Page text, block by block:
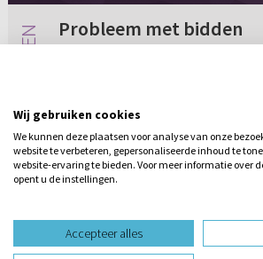
Probleem met bidden
getrouwd was, bad ik alleen
hardop. Stortte ik mijn hele
Ik heb ervaren dat God in m...
4 reacties
design
website-ontwikkeling
Wij gebruiken cookies
We kunnen deze plaatsen voor analyse van onze
website te verbeteren, gepersonaliseerde inhoud te
website-ervaring te bieden. Voor meer informatie over
opent u de instellingen.
Accepteer alles